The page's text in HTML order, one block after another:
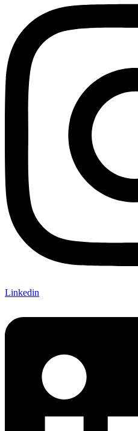
Linkedin